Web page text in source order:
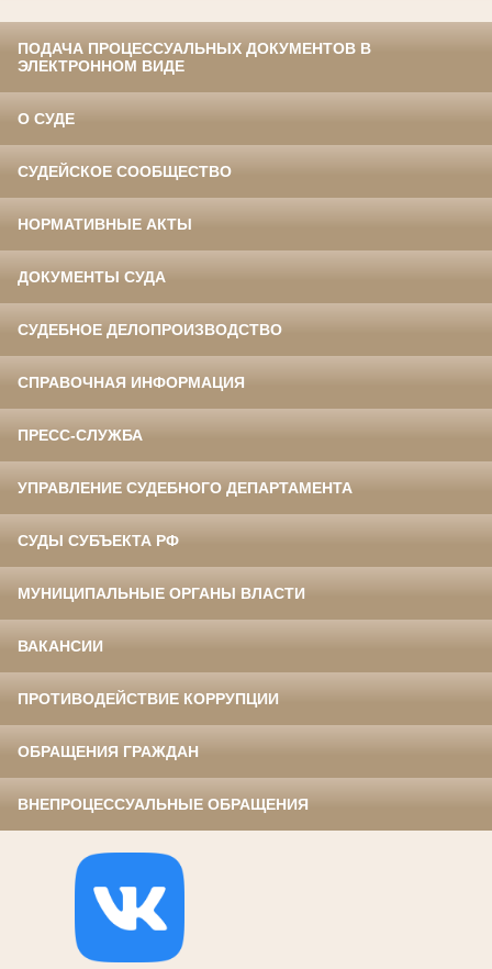
ПОДАЧА ПРОЦЕССУАЛЬНЫХ ДОКУМЕНТОВ В
ЭЛЕКТРОННОМ ВИДЕ
О СУДЕ
СУДЕЙСКОЕ СООБЩЕСТВО
НОРМАТИВНЫЕ АКТЫ
ДОКУМЕНТЫ СУДА
СУДЕБНОЕ ДЕЛОПРОИЗВОДСТВО
СПРАВОЧНАЯ ИНФОРМАЦИЯ
ПРЕСС-СЛУЖБА
УПРАВЛЕНИЕ СУДЕБНОГО ДЕПАРТАМЕНТА
СУДЫ СУБЪЕКТА РФ
МУНИЦИПАЛЬНЫЕ ОРГАНЫ ВЛАСТИ
ВАКАНСИИ
ПРОТИВОДЕЙСТВИЕ КОРРУПЦИИ
ОБРАЩЕНИЯ ГРАЖДАН
ВНЕПРОЦЕССУАЛЬНЫЕ ОБРАЩЕНИЯ